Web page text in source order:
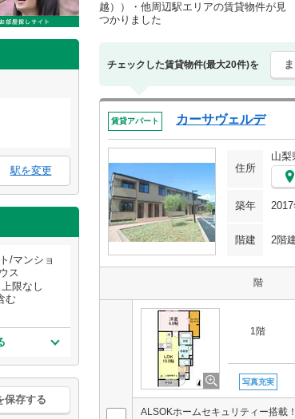
駅を変更
/マンショ
ス
限なし
む
保存する
越））・他周辺駅エリアの賃貸物件が見
つかりました
チェックした賃貸物件(最大20件)を
賃貸アパート カーサヴェルデ
住所
山梨
築年 2017
階建 2階
階
1階
写真充実
ALSOKホームセキュリティー搭載